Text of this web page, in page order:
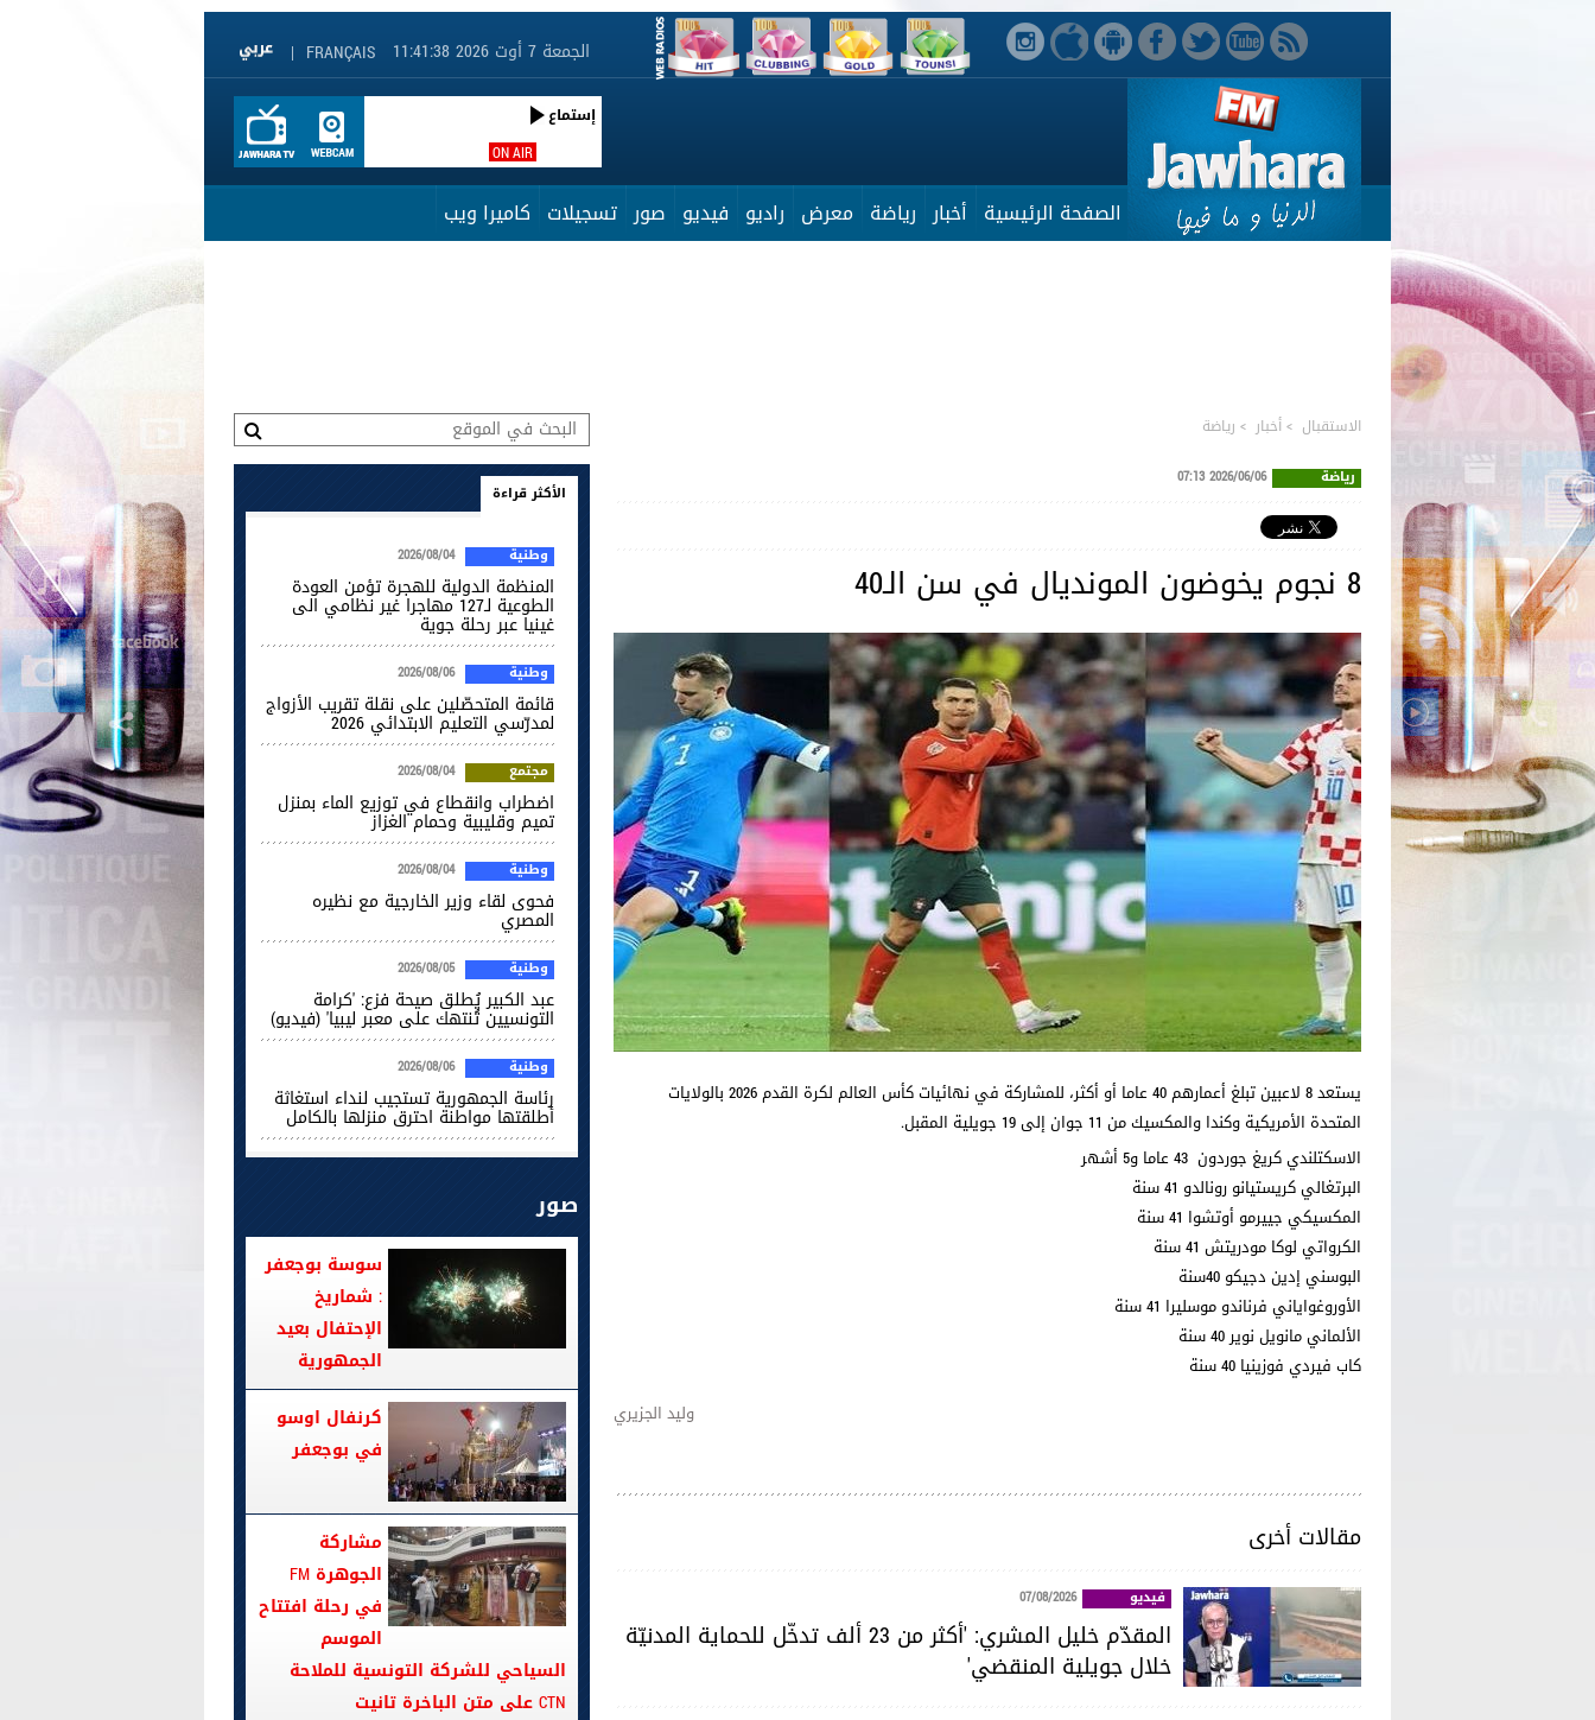
FRANÇAIS
| الجمعة 7 أوت 2026 11:41:39
ON AIR
إستماع
الصفحة الرئيسية أخبار رياضة معرض راديو فيديو صور تسجيلات كاميرا ويب
الاستقبال >أخبار > رياضة
رياضة 2026/06/06 07:13
8 نجوم يخوضون المونديال في سن الـ40
يستعد 8 لاعبين تبلغ أعمارهم 40 عاما أو أكثر، للمشاركة في نهائيات كأس العالم لكرة القدم 2026 بالولايات
المتحدة الأمريكية وكندا والمكسيك من 11 جوان إلى 19 جويلية المقبل.
الاسكتلندي كريغ جوردون 43 عاما و5 أشهر
البرتغالي كريستيانو رونالدو 41 سنة
المكسيكي جييرمو أوتشوا 41 سنة
الكرواتي لوكا مودريتش 41 سنة
البوسني إدين دجيكو 40سنة
الأوروغواياني فرناندو موسليرا 41 سنة
الألماني مانويل نوير 40 سنة
كاب فيردي فوزينيا 40 سنة
وليد الجزيري
مقالات أخرى
فيديو 07/08/2026
المقدّم خليل المشري: 'أكثر من 23 ألف تدخّل للحماية المدنيّة
خلال جويلية المنقضي'
الأكثر قراءة
وطنية 2026/08/04
المنظمة الدولية للهجرة تؤمن العودة
الطوعية لـ127 مهاجرا غير نظامي الى
غينيا عبر رحلة جوية
وطنية 2026/08/06
قائمة المتحصّلين على نقلة تقريب الأزواج
لمدرّسي التعليم الابتدائي 2026
مجتمع 2026/08/04
اضطراب وانقطاع في توزيع الماء بمنزل
تميم وقليبية وحمام الغزاز
وطنية 2026/08/04
فحوى لقاء وزير الخارجية مع نظيره
المصري
وطنية 2026/08/05
عبد الكبير يُطلق صيحة فزع: 'كرامة
التونسيين تُنتهك على معبر ليبيا' (فيديو)
وطنية 2026/08/06
رئاسة الجمهورية تستجيب لنداء استغاثة
أطلقتها مواطنة احترق منزلها بالكامل
صور
سوسة بوجعفر
: شماريخ
الإحتفال بعيد
الجمهورية
كرنفال اوسو
في بوجعفر
مشاركة
الجوهرة FM
في رحلة افتتاح
الموسم
السياحي للشركة التونسية للملاحة
CTN على متن الباخرة تانيت